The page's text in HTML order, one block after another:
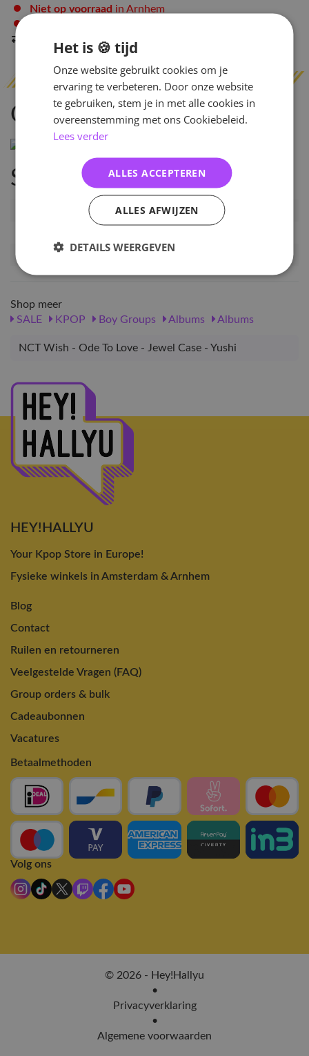
Niet op voorraad in Arnhem
Indien op voorraad
Omschrijving
Specificaties
Artikelnummer
NCTW-OTL-JC-YS
Release datum
21-04-2026
Shop meer
SALE
KPOP Boy Groups Albums Albums
NCT Wish - Ode To Love - Jewel Case - Yushi
HEY!HALLYU
Your Kpop Store in Europe!
Fysieke winkels in Amsterdam & Arnhem
Blog
Contact
Ruilen en retourneren
Veelgestelde Vragen (FAQ)
Group orders & bulk
Cadeaubonnen
Vacatures
Betaalmethoden
Volg ons
© 2026 - Hey!Hallyu
•
Privacyverklaring
•
Algemene voorwaarden
Het is 🍪 tijd
Onze website gebruikt cookies om je
ervaring te verbeteren. Door onze website
te gebruiken, stem je in met alle cookies in
overeenstemming met ons Cookiebeleid.
Lees verder
ALLES ACCEPTEREN
ALLES AFWIJZEN
DETAILS WEERGEVEN